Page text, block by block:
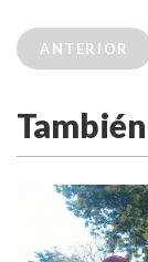
ANTERIOR